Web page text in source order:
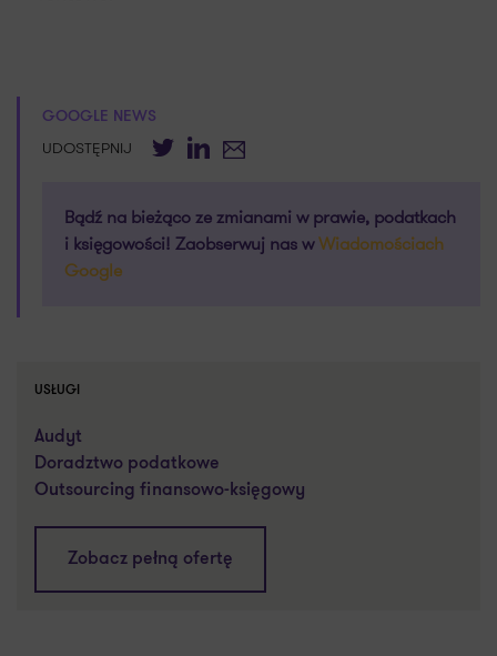
GOOGLE NEWS
UDOSTĘPNIJ TwitterLinkedIn
E-mail
Bądź na bieżąco ze zmianami w prawie, podatkach
i księgowości! Zaobserwuj nas wWiadomościach
Google
USŁUGI
Audyt
Doradztwo podatkowe
Outsourcing finansowo-księgowy
Zobacz pełną ofertę